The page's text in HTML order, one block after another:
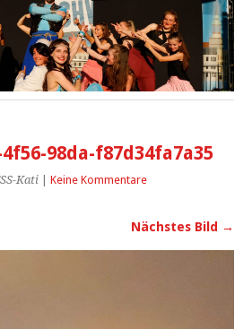
98da-f87d34fa7a35
Kati Keine Kommentare
Nächstes Bild →